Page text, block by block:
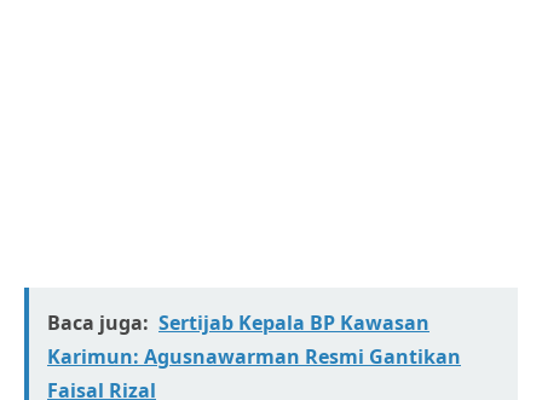
Baca juga: Sertijab Kepala BP Kawasan
Karimun: Agusnawarman Resmi Gantikan
Faisal Rizal